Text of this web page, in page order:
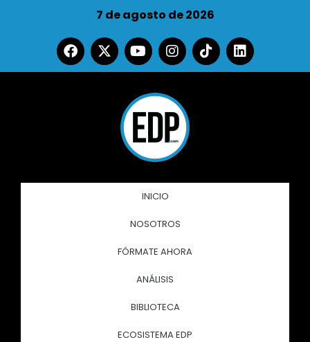
7 de agosto de 2026
INICIO
NOSOTROS
FÓRMATE AHORA
ANÁLISIS
BIBLIOTECA
ECOSISTEMA EDP